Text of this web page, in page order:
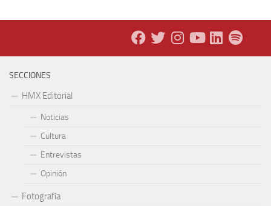
SECCIONES
HMX Editorial
Noticias
Cultura
Entrevistas
Opinión
Fotografía